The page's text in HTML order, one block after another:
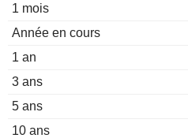
1 mois
Année en cours
1 an
3 ans
5 ans
10 ans